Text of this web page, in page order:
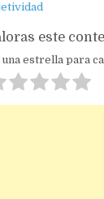
este
una estrella para